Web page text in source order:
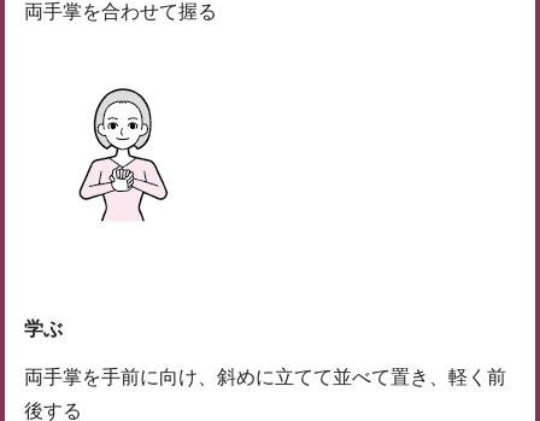
両手掌を合わせて握る
学ぶ
両手掌を手前に向け、斜めに立てて並べて置き、軽く前
後する